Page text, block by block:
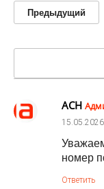
Предыдущий
АСН
15.05.2026
номер
Ответить